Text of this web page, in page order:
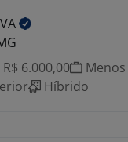
6.000,00
Híbrido